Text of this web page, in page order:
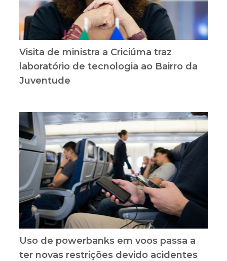
Visita de ministra a Criciúma traz
laboratório de tecnologia ao Bairro da
Juventude
Uso de powerbanks em voos passa a
ter novas restrições devido acidentes